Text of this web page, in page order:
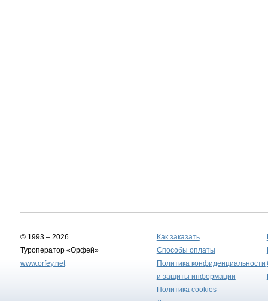
© 1993 – 2026
Туроператор «Орфей»
www.orfey.net
Как заказать
Способы оплаты
Политика конфиденциальности
и защиты информации
Политика cookies